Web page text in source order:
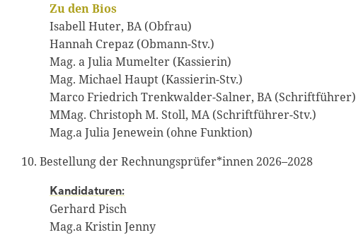
Zu den Bios
Isabell Huter, BA (Obfrau)
Hannah Crepaz (Obmann-Stv.)
Mag. a Julia Mumelter (Kassierin)
Mag. Michael Haupt (Kassierin-Stv.)
Marco Friedrich Trenkwalder-Salner, BA (Schriftführer)
MMag. Christoph M. Stoll, MA (Schriftführer-Stv.)
Mag.a Julia Jenewein (ohne Funktion)
10. Bestellung der Rechnungsprüfer*innen 2026–2028
Kandidaturen:
Gerhard Pisch
Mag.a Kristin Jenny